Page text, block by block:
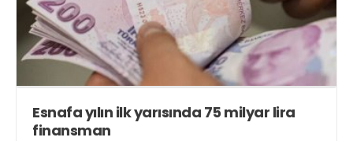
Esnafa yılın ilk yarısında 75 milyar lira
finansman